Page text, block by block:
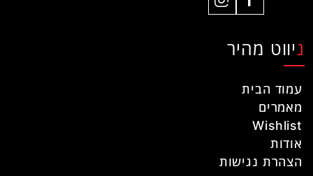
ניווט מהיר
עמוד הבית
מאמרים
Wishlist
אודות
הצהרת נגישות